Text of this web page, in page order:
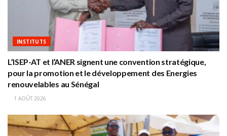
INSTITUTS
L’ISEP-AT et l’ANER signent une convention stratégique,
pour la promotion et le développement des Energies
renouvelables au Sénégal
1 AOÛT 2026